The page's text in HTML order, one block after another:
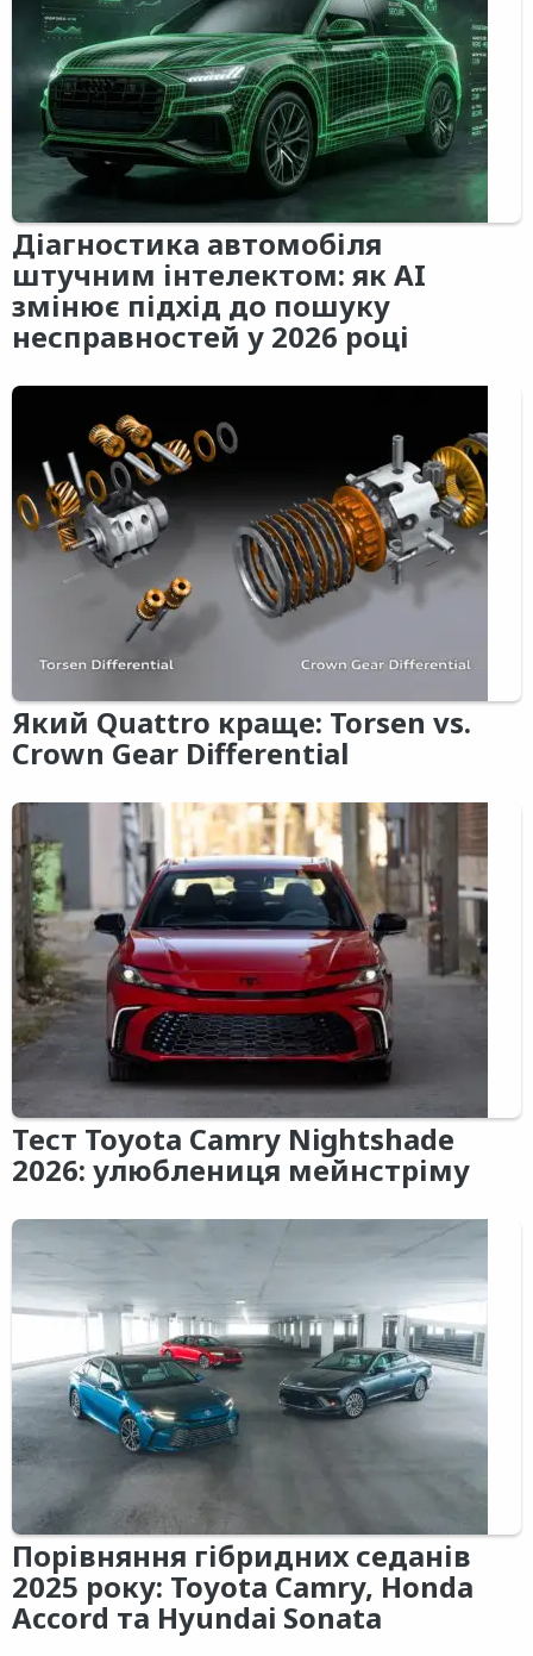
Діагностика автомобіля
штучним інтелектом: як AI
змінює підхід до пошуку
несправностей у 2026 році
Який Quattro краще: Torsen vs.
Crown Gear Differential
Тест Toyota Camry Nightshade
2026: улюблениця мейнстріму
Порівняння гібридних седанів
2025 року: Toyota Camry, Honda
Accord та Hyundai Sonata